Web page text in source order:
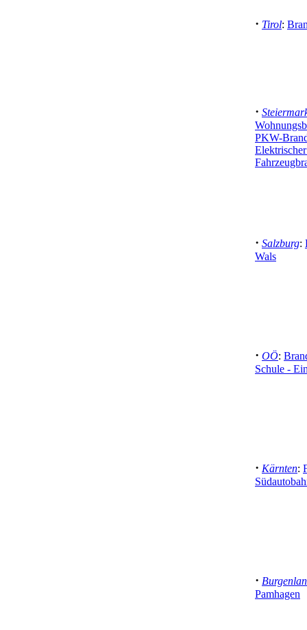
· Tirol:
·
PKW-
· Salzburg:
Wals
· OÖ:
Schule -
· Kärnten:
·
Pamhagen